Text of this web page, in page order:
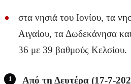
στα νησιά του Ιονίου, τα
Αιγαίου, τα Δωδεκάνησα
36 με 39 βαθμούς Κελσίου.
Από τη Δευτέρα (17-7-